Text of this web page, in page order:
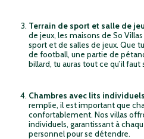
Terrain de sport et salle de
de jeux, les maisons de So
sport et de salles de jeux. Que
de football, une partie de
billard, tu auras tout ce qu’il faut
Chambres avec lits individuels
remplie, il est important que
confortablement. Nos villas
individuels, garantissant à
personnel pour se détendre.